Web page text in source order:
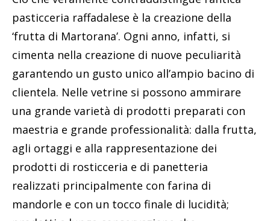
pasticceria raffadalese è la creazione della
‘frutta di Martorana’. Ogni anno, infatti, si
cimenta nella creazione di nuove peculiarità
garantendo un gusto unico all’ampio bacino di
clientela. Nelle vetrine si possono ammirare
una grande varietà di prodotti preparati con
maestria e grande professionalità: dalla frutta,
agli ortaggi e alla rappresentazione dei
prodotti di rosticceria e di panetteria
realizzati principalmente con farina di
mandorle e con un tocco finale di lucidità;